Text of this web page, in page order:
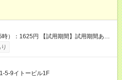
用期間】試用期間あり
雇用形態、給与は本採用時と同じです。
（※条件変更なし）ですが、切り上げで
5-9イトービル1F